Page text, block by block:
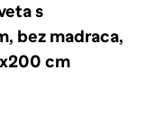
s
bez madraca,
cm